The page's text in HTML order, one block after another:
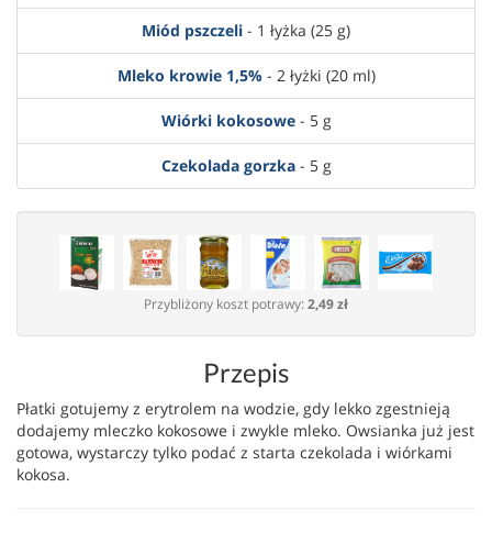
Miód pszczeli - 1 łyżka (25 g)
Mleko krowie 1,5%- 2 łyżki (20 ml)
Wiórki kokosowe- 5 g
Czekolada gorzka- 5 g
Przybliżony koszt potrawy:2,49 zł
Przepis
Płatki gotujemy z erytrolem na wodzie, gdy lekko zgestnieją
dodajemy mleczko kokosowe i zwykle mleko. Owsianka już jest
gotowa, wystarczy tylko podać z starta czekolada i wiórkami
kokosa.